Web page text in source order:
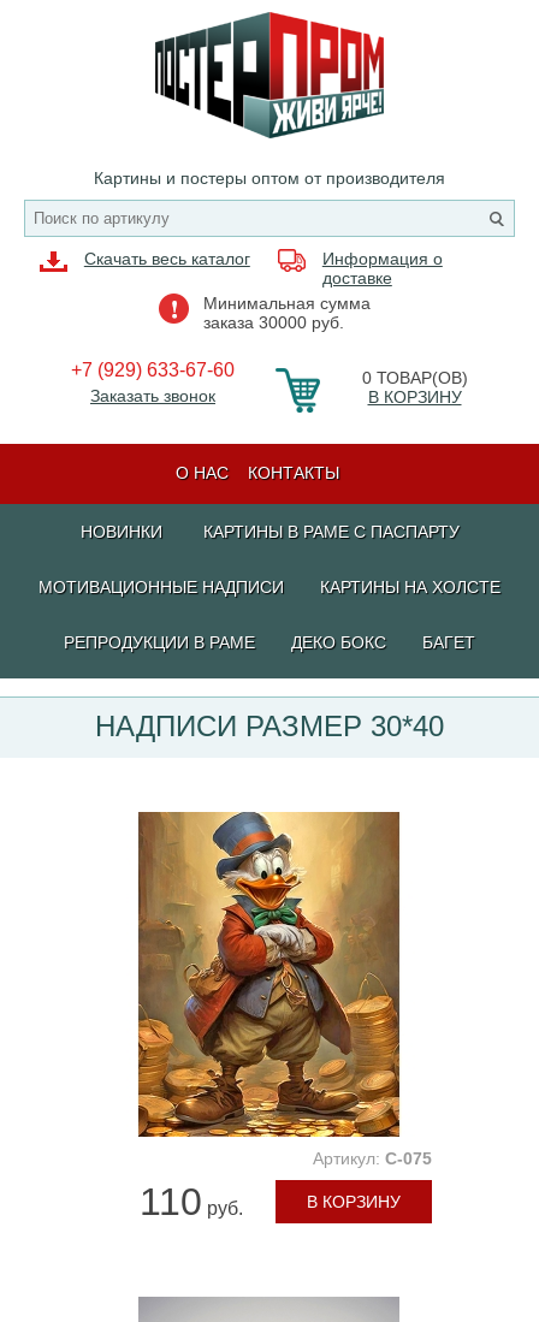
Картины и постеры оптом от производителя
Скачать весь каталог
Информация о
доставке
Минимальная сумма
заказа 30000 руб.
+7 (929) 633-67-60
Заказать звонок
0ТОВАР(ОВ)
В КОРЗИНУ
О НАС КОНТАКТЫ
НОВИНКИ КАРТИНЫ В РАМЕ С ПАСПАРТУ
МОТИВАЦИОННЫЕ НАДПИСИ КАРТИНЫ НА ХОЛСТЕ
РЕПРОДУКЦИИ В РАМЕ ДЕКО БОКС БАГЕТ
НАДПИСИ РАЗМЕР 30*40
Артикул: C-075
110 руб. В КОРЗИНУ